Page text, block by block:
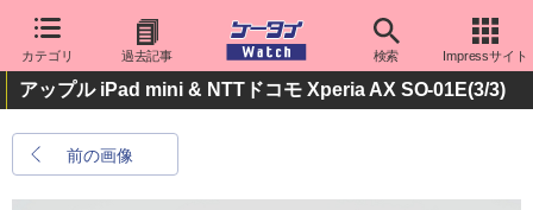
カテゴリ 過去記事 検索 Impressサイト
アップル iPad mini & NTTドコモ Xperia AX SO-01E(3/3)
前の画像